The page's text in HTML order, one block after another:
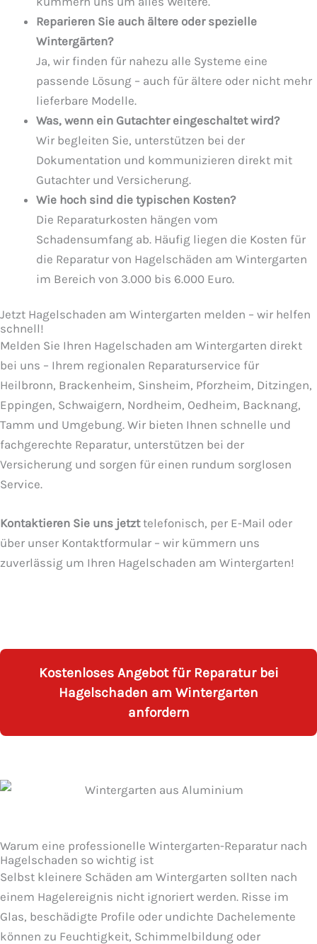
Reparieren Sie auch ältere oder spezielle
Wintergärten?
Ja, wir finden für nahezu alle Systeme eine
passende Lösung – auch für ältere oder nicht mehr
lieferbare Modelle.
Was, wenn ein Gutachter eingeschaltet wird?
Wir begleiten Sie, unterstützen bei der
Dokumentation und kommunizieren direkt mit
Gutachter und Versicherung.
Wie hoch sind die typischen Kosten?
Die Reparaturkosten hängen vom
Schadensumfang ab. Häufig liegen die Kosten für
die Reparatur von Hagelschäden am Wintergarten
im Bereich von 3.000 bis 6.000 Euro.
Jetzt Hagelschaden am Wintergarten melden – wir helfen
schnell!
Melden Sie Ihren Hagelschaden am Wintergarten direkt
bei uns – Ihrem regionalen Reparaturservice für
Heilbronn, Brackenheim, Sinsheim, Pforzheim, Ditzingen,
Eppingen, Schwaigern, Nordheim, Oedheim, Backnang,
Tamm und Umgebung. Wir bieten Ihnen schnelle und
fachgerechte Reparatur, unterstützen bei der
Versicherung und sorgen für einen rundum sorglosen
Service.
Kontaktieren Sie uns jetzttelefonisch, per E-Mail oder
über unser Kontaktformular – wir kümmern uns
zuverlässig um Ihren Hagelschaden am Wintergarten!
Kostenloses Angebot für Reparatur bei
Hagelschaden am Wintergarten
anfordern
Warum eine professionelle Wintergarten-Reparatur nach
Hagelschaden so wichtig ist
Selbst kleinere Schäden am Wintergarten sollten nach
einem Hagelereignis nicht ignoriert werden. Risse im
Glas, beschädigte Profile oder undichte Dachelemente
können zu Feuchtigkeit, Schimmelbildung oder